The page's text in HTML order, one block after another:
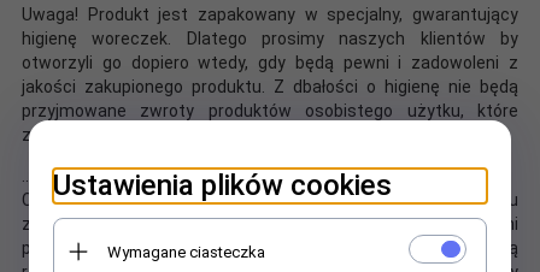
Uwaga! Produkt jest zapakowany w specjalny, gwarantujący
higienę woreczek. Dlatego prosimy naszych klientów by
otworzyli go dopiero wtedy, gdy będą pewni i zadowoleni z
jakości zakupionego produktu. Z dbałości o higienę nie będą
przyjmowane zwroty produktów osobistego użytku, które
zostały otwarte.
Czas realizacji zamówienia zależy od ilości i rodzaju
zamawianych produktów. Nasi dostawcy to pewni i sprawdzeni
partnerzy. Ale tak jak wszyscy profesjonaliści nie lubią
Ustawienia plików cookies
Wymagane ciasteczka